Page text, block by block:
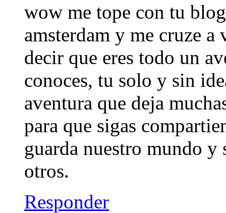
wow me tope con tu
amsterdam y me cruze a
decir que eres todo un
conoces, tu solo y sin
aventura que deja
para que sigas
guarda nuestro mundo
otros.
Responder